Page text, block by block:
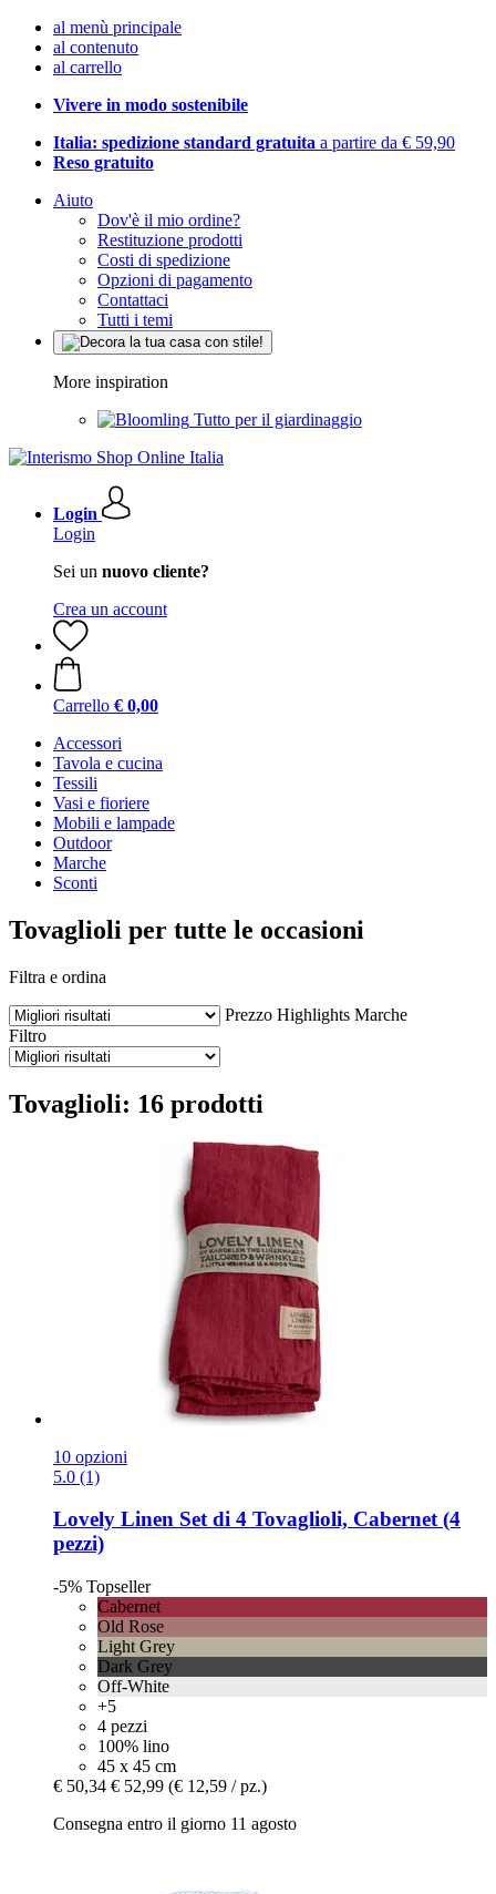
al menù principale
al contenuto
al carrello
Vivere in modo sostenibile
Italia: spedizione standard gratuita a partire da € 59,90
Reso gratuito
Aiuto
Dov'è il mio ordine?
Restituzione prodotti
Costi di spedizione
Opzioni di pagamento
Contattaci
Tutti i temi
More inspiration
Tutto per il giardinaggio
Login
Login
Sei un nuovo cliente?
Crea un account
Carrello € 0,00
Accessori
Tavola e cucina
Tessili
Vasi e fioriere
Mobili e lampade
Outdoor
Marche
Sconti
Tovaglioli per tutte le occasioni
Filtra e ordina
Prezzo Highlights Marche
Filtro
Tovaglioli: 16 prodotti
10 opzioni
5.0 (1)
Lovely Linen Set di 4 Tovaglioli, Cabernet (4
pezzi)
-5% Topseller
Cabernet
Old Rose
Light Grey
Dark Grey
Off-White
+5
4 pezzi
100% lino
45 x 45 cm
€ 50,34 € 52,99 (€ 12,59 / pz.)
Consegna entro il giorno 11 agosto